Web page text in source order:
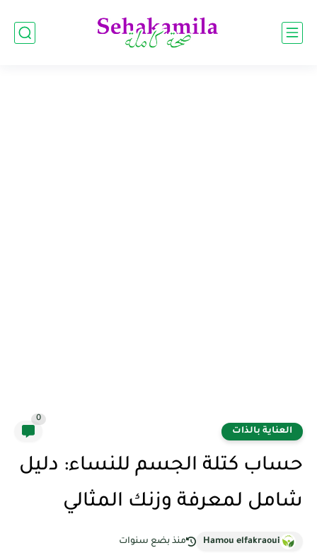
العناية بالذات
0
حساب كتلة الجسم للنساء: دليل
شامل لمعرفة وزنك المثالي
Hamou elfakraoui منذ بضع سنوات